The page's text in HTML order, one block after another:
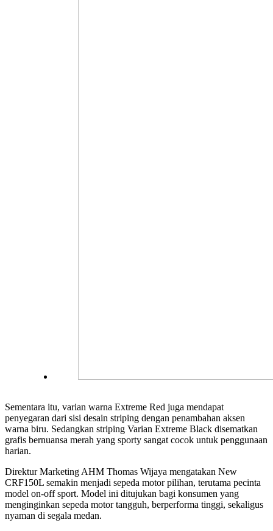
Sementara itu, varian warna Extreme Red juga mendapat
penyegaran dari sisi desain striping dengan penambahan aksen
warna biru. Sedangkan striping Varian Extreme Black disematkan
grafis bernuansa merah yang sporty sangat cocok untuk penggunaan
harian.
Direktur Marketing AHM Thomas Wijaya mengatakan New
CRF150L semakin menjadi sepeda motor pilihan, terutama pecinta
model on-off sport. Model ini ditujukan bagi konsumen yang
menginginkan sepeda motor tangguh, berperforma tinggi, sekaligus
nyaman di segala medan.